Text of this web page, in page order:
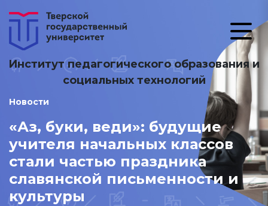
Институт педагогического образования и
социальных технологий
Новости
«Аз, буки, веди»: будущие
учителя начальных классов
стали частью праздника
славянской письменности и
культуры